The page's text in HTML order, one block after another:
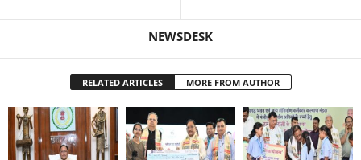
NEWSDESK
RELATED ARTICLES MORE FROM AUTHOR